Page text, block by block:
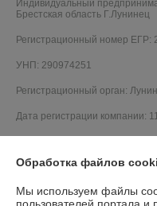
Индивидуальный
Брестская область Г.Лунинец
Регистрационный номер ЕГР:
УНП: 290974251
Регистрационный орган:
Дата регистрации компании:
Обработка файлов
Мы используем файлы